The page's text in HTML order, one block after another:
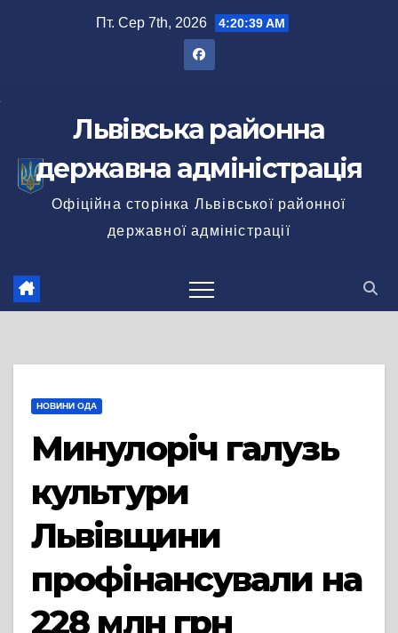
Пт. Сер 7th, 2026 4:20:40 AM
Львівська районна
державна адміністрація
Офіційна сторінка Львівської районної
державної адміністрації
НОВИНИ ОДА
Минулоріч галузь
культури
Львівщини
профінансували на
228 млн грн